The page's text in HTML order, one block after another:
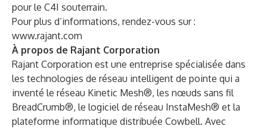
pour le C4I souterrain.
Pour plus d’informations, rendez-vous sur :
www.rajant.com
À propos de Rajant Corporation
Rajant Corporation est une entreprise spécialisée dans
les technologies de réseau intelligent de pointe qui a
inventé le réseau Kinetic Mesh®, les nœuds sans fil
BreadCrumb®, le logiciel de réseau InstaMesh® et la
plateforme informatique distribuée Cowbell. Avec